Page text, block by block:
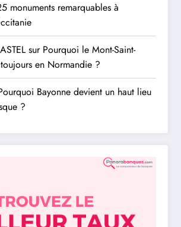
monuments remarquables à
sur Pourquoi le Mont-Saint-
en Normandie ?
Bayonne devient un haut lieu
?